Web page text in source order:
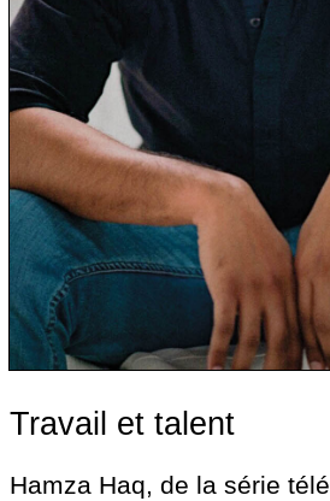
Travail et talent
Hamza Haq, de la série télé